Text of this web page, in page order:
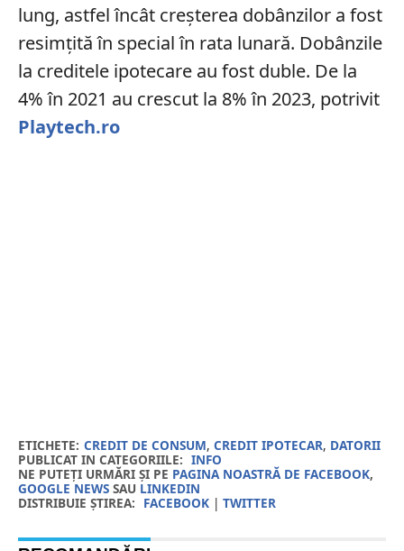
lung, astfel încât creșterea dobânzilor a fost
resimțită în special în rata lunară. Dobânzile
la creditele ipotecare au fost duble. De la
4% în 2021 au crescut la 8% în 2023, potrivit
Playtech.ro
ETICHETE: CREDIT DE CONSUM, CREDIT IPOTECAR, DATORII
PUBLICAT IN CATEGORIILE: INFO
NE PUTEȚI URMĂRI ȘI PE PAGINA NOASTRĂ DE FACEBOOK,
GOOGLE NEWSSAU LINKEDIN
DISTRIBUIE ȘTIREA: FACEBOOK| TWITTER